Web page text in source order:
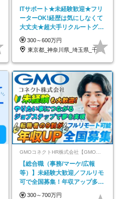
ITサポート★未経験歓迎★フリ
ーターOK!経歴は気にしなくて
大丈夫★超大手リクルートグル
ープの正社員/sg
300～600万円
東京都_神奈川県_埼玉県_千葉県_大阪府…
GMOコネクトHR株式会社【GMOインターネットグループ】
【総合職（事務/マーケ/広報
等）】未経験大歓迎／フルリモ
可で全国募集！年収アップ多数
★年休最大130日★
300～700万円